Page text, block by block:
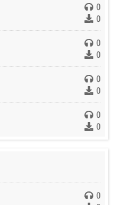
0
0
0
0
0
0
0
0
0